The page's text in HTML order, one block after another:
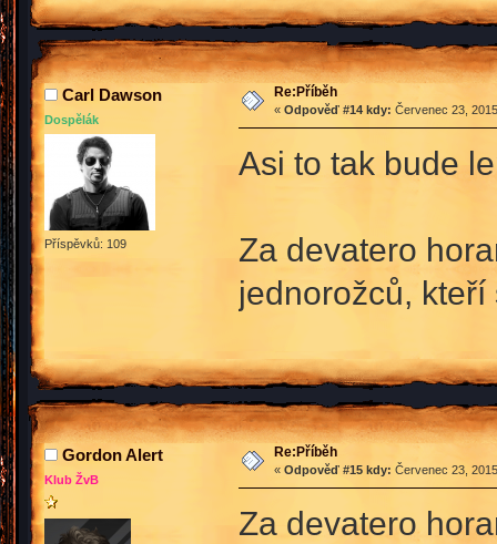
Carl Dawson
Dospělák
Příspěvků: 109
Re:Příběh
« Odpověď #14 kdy: Červenec 23,
Asi to tak bude
Za devatero
jednorožců,
Gordon Alert
Klub ŽvB
Re:Příběh
« Odpověď #15 kdy: Červenec 23,
Za devatero